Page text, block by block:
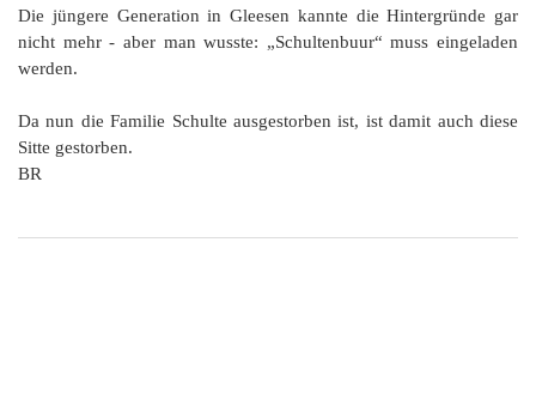
Die jüngere Generation in Gleesen kannte die Hintergründe gar
nicht mehr - aber man wusste: „Schultenbuur“ muss eingeladen
werden.
Da nun die Familie Schulte ausgestorben ist, ist damit auch diese
Sitte gestorben.
BR